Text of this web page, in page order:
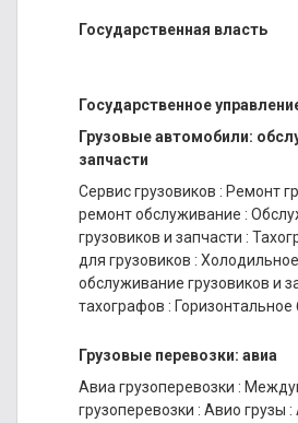
Государственная власть
Государственное
Грузовые автомобили:
запчасти
Сервис грузовиков : Ремонт
ремонт обслуживание :
грузовиков и запчасти :
для грузовиков :
обслуживание грузовиков и
тахографов : Горизонтальное
Грузовые перевозки: авиа
Авиа грузоперевозки :
грузоперевозки : Авио грузы :